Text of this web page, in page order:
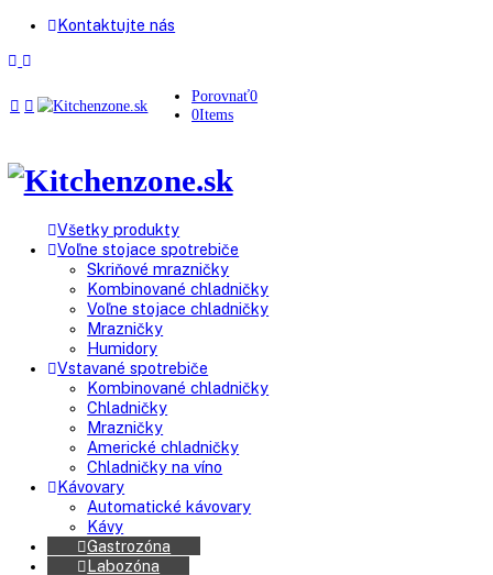
Kontaktujte nás
Porovnať
0Items
Všetky produkty
Voľne stojace spotrebiče
Skriňové mrazničky
Kombinované chladničky
Voľne stojace chladničky
Mrazničky
Humidory
Vstavané spotrebiče
Kombinované chladničky
Chladničky
Mrazničky
Americké chladničky
Chladničky na víno
Kávovary
Automatické kávovary